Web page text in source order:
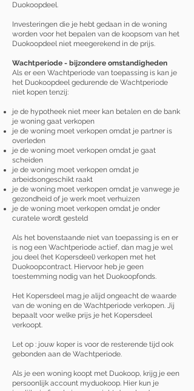
Duokoopdeel.
Investeringen die je hebt gedaan in de woning
worden voor het bepalen van de koopsom van het
Duokoopdeel niet meegerekend in de prijs.
Wachtperiode - bijzondere omstandigheden
Als er een Wachtperiode van toepassing is kan je
het Duokoopdeel gedurende de Wachtperiode
niet kopen tenzij:
je de hypotheek niet meer kan betalen en de bank
je woning gaat verkopen
je de woning moet verkopen omdat je partner is
overleden
je de woning moet verkopen omdat je gaat
scheiden
je de woning moet verkopen omdat je
arbeidsongeschikt raakt
je de woning moet verkopen omdat je vanwege je
gezondheid of je werk moet verhuizen
je de woning moet verkopen omdat je onder
curatele wordt gesteld
Als het bovenstaande niet van toepassing is en er
is nog een Wachtperiode actief, dan mag je wel
jou deel (het Kopersdeel) verkopen met het
Duokoopcontract. Hiervoor heb je geen
toestemming nodig van het Duokoopfonds.
Het Kopersdeel mag je alijd ongeacht de waarde
van de woning en de Wachtperiode verkopen. Jij
bepaalt voor welke prijs je het Kopersdeel
verkoopt.
Let op : jouw koper is voor de resterende tijd ook
gebonden aan de Wachtperiode. ​
Als je een woning koopt met Duokoop, krijg je een
persoonlijk account myduokoop. Hier kun je